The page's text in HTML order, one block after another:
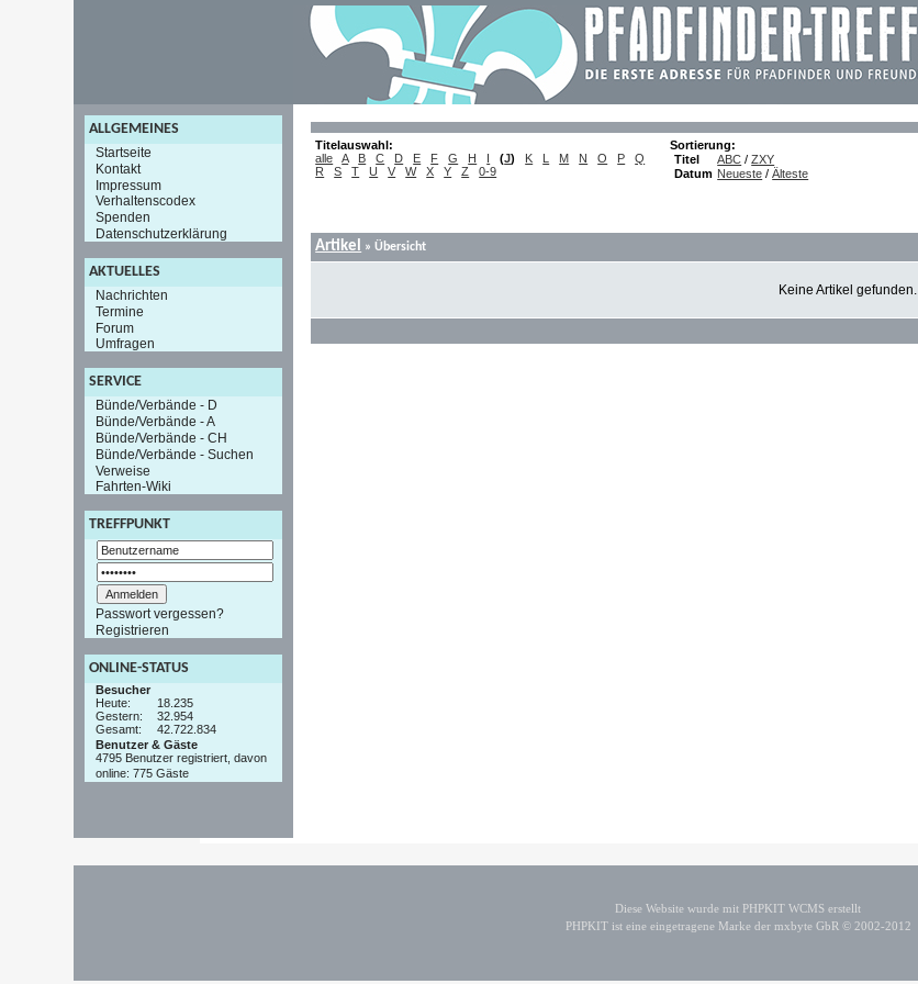
ALLGEMEINES
Startseite
Kontakt
Impressum
Verhaltenscodex
Spenden
Datenschutzerklärung
AKTUELLES
Nachrichten
Termine
Forum
Umfragen
SERVICE
Bünde/Verbände - D
Bünde/Verbände - A
Bünde/Verbände - CH
Bünde/Verbände - Suchen
Verweise
Fahrten-Wiki
TREFFPUNKT
Passwort vergessen?
Registrieren
ONLINE-STATUS
Besucher
Heute:
18.235
Gestern:
32.954
Gesamt:
42.722.834
Benutzer & Gäste
4795 Benutzer registriert, davon
online: 775 Gäste
Titelauswahl:
alle
A B C D E F G H I (J) K L M N O P
Q
R
S T U V W X Y Z 0-9
Sortierung:
Titel
ABC /ZXY
Datum Neueste /Älteste
Artikel » Übersicht
Keine Artikel gefunden.
Diese Website wurde mit PHPKIT WCMS erstellt
PHPKIT ist eine eingetragene Marke der mxbyte GbR © 2002-2012